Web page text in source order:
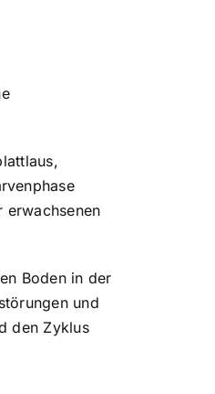
erwachsenen
Boden in der
und
den Zyklus